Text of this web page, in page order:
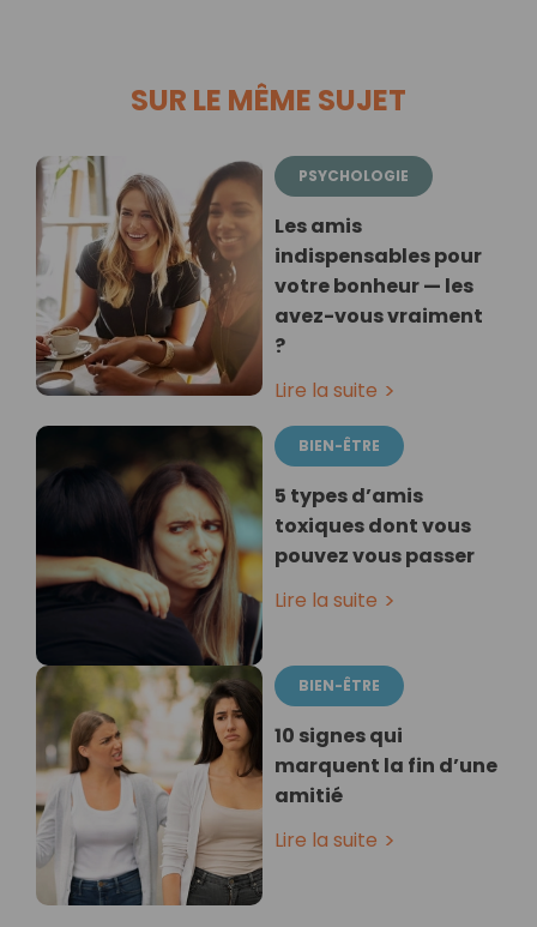
SUR LE MÊME SUJET
PSYCHOLOGIE
Les amis
indispensables pour
votre bonheur — les
avez-vous vraiment
?
Lire la suite
BIEN-ÊTRE
5 types d’amis
toxiques dont vous
pouvez vous passer
Lire la suite
BIEN-ÊTRE
10 signes qui
marquent la fin d’une
amitié
Lire la suite